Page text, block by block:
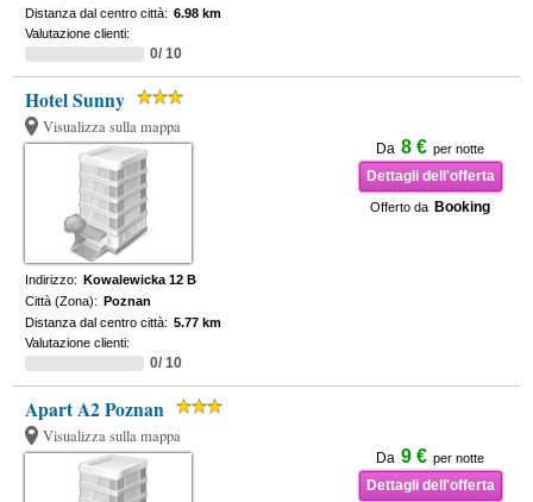
Distanza dal centro città: 6.98 km
Valutazione clienti:
0/ 10
Hotel Sunny
Visualizza sulla mappa
Da 8 € per notte
Dettagli dell'offerta
Offerto da Booking
Indirizzo: Kowalewicka 12 B
Città (Zona): Poznan
Distanza dal centro città: 5.77 km
Valutazione clienti:
0/ 10
Apart A2 Poznan
Visualizza sulla mappa
Da 9 € per notte
Dettagli dell'offerta